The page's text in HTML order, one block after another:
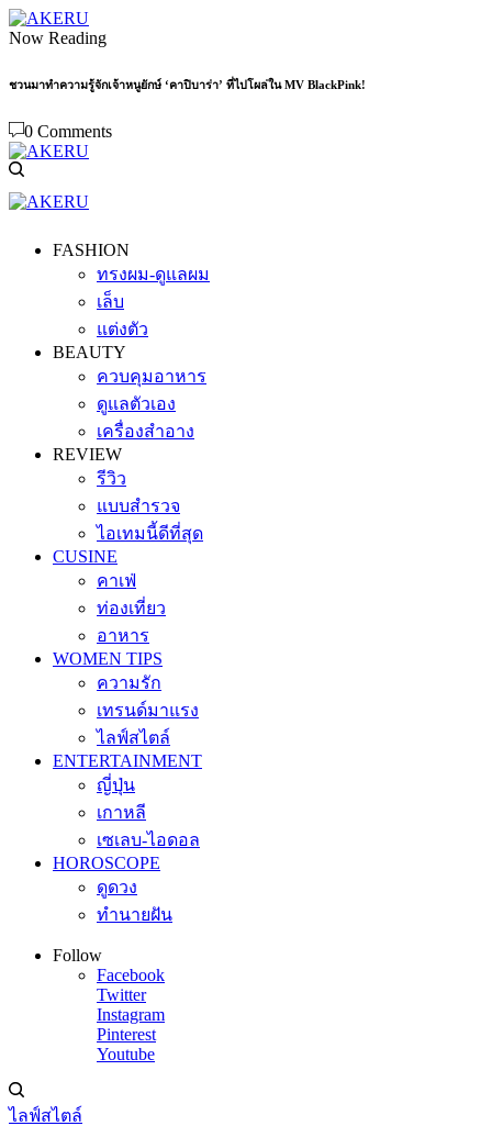
Now Reading
ชวนมาทำความรู้จักเจ้าหนูยักษ์ ‘คาปิบาร่า’ ที่ไปโผล่ใน MV BlackPink!
0 Comments
FASHION
ทรงผม-ดูแลผม
เล็บ
แต่งตัว
BEAUTY
ควบคุมอาหาร
ดูแลตัวเอง
เครื่องสำอาง
REVIEW
รีวิว
แบบสำรวจ
ไอเทมนี้ดีที่สุด
CUSINE
คาเฟ่
ท่องเที่ยว
อาหาร
WOMEN TIPS
ความรัก
เทรนด์มาแรง
ไลฟ์สไตล์
ENTERTAINMENT
ญี่ปุ่น
เกาหลี
เซเลบ-ไอดอล
HOROSCOPE
ดูดวง
ทำนายฝัน
Follow
Facebook
Twitter
Instagram
Pinterest
Youtube
ไลฟ์สไตล์